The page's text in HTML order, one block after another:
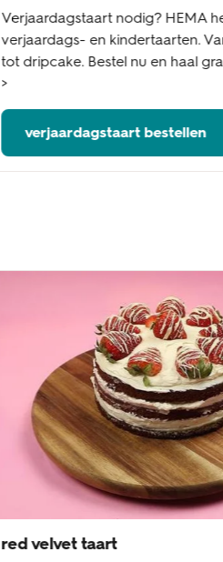
Verjaardagstaart nodig? HEMA
verjaardags- en kindertaarten.
tot dripcake. Bestel nu en haal
>
verjaardagstaart bestellen
red velvet taart